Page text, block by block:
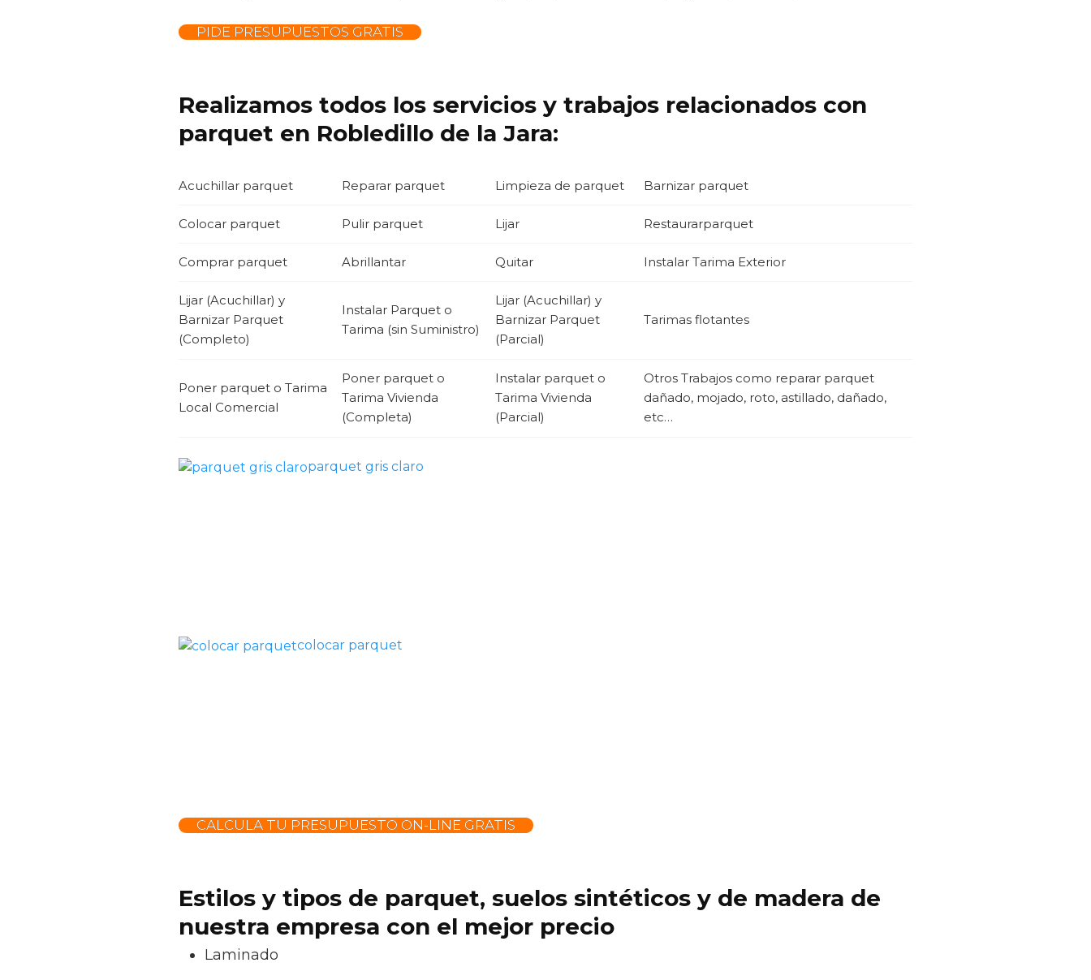
PIDE PRESUPUESTOS GRATIS
Realizamos todos los servicios y trabajos relacionados con
parquet en Robledillo de la Jara:
Acuchillar parquet Reparar parquet Limpieza de parquet Barnizar parquet
Colocar parquet Pulir parquet Lijar Restaurarparquet
Comprar parquet Abrillantar Quitar Instalar Tarima Exterior
Lijar (Acuchillar) y
Barnizar Parquet
(Completo)
Instalar Parquet o
Tarima (sin Suministro)
Lijar (Acuchillar) y
Barnizar Parquet
(Parcial)
Tarimas flotantes
Poner parquet o Tarima
Local Comercial
Poner parquet o
Tarima Vivienda
(Completa)
Instalar parquet o
Tarima Vivienda
(Parcial)
Otros Trabajos como reparar parquet
dañado, mojado, roto, astillado, dañado,
etc…
parquet gris claro
colocar parquet
CALCULA TU PRESUPUESTO ON-LINE GRATIS
Estilos y tipos de parquet, suelos sintéticos y de madera de
nuestra empresa con el mejor precio
Laminado